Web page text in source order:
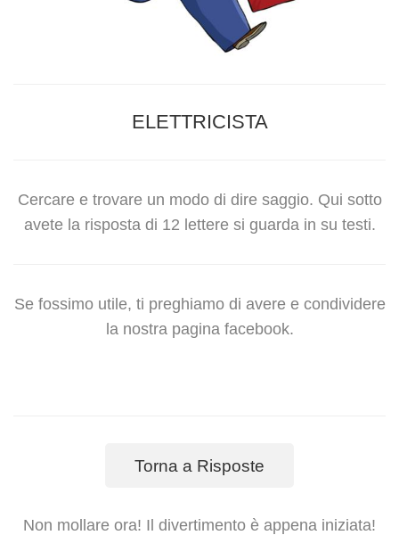
ELETTRICISTA
Cercare e trovare un modo di dire saggio. Qui sotto
avete la risposta di 12 lettere si guarda in su testi.
Se fossimo utile, ti preghiamo di avere e condividere
la nostra pagina facebook.
Torna a Risposte
Non mollare ora! Il divertimento è appena iniziata!